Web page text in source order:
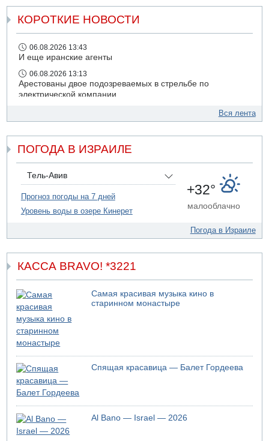
КОРОТКИЕ НОВОСТИ
06.08.2026 13:43
И еще иранские агенты
06.08.2026 13:13
Арестованы двое подозреваемых в стрельбе по
электрической компании
Возле Кирьят-Арбы пожар на местности
06.08.2026 12:06
США не будут давить на Израиль в вопросе Ливана
06.08.2026 11:41
Трое подростков ограбили сексшоп в Холоне
Взрыв в Северном Тель-Авиве
Вся лента
ПОГОДА В ИЗРАИЛЕ
Тель-Авив
Прогноз погоды на 7 дней
Уровень воды в озере Кинерет
+32°
малооблачно
Погода в Израиле
КАССА BRAVO! *3221
Самая красивая музыка кино в
старинном монастыре
Спящая красавица — Балет Гордеева
Al Bano — Israel — 2026